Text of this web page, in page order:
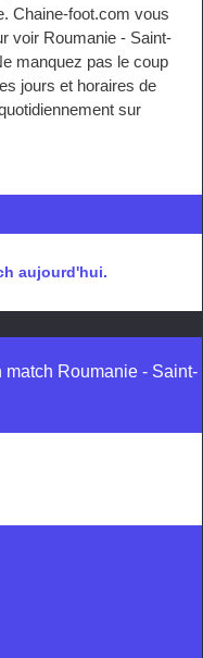
Chaine-foot.com vous
voir Roumanie - Saint-
manquez pas le coup
jours et horaires de
sur
aujourd'hui.
Roumanie - Saint-